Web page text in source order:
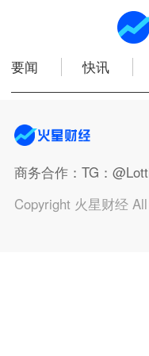
要闻 快讯
商务合作：TG：
Copyright 火星财经